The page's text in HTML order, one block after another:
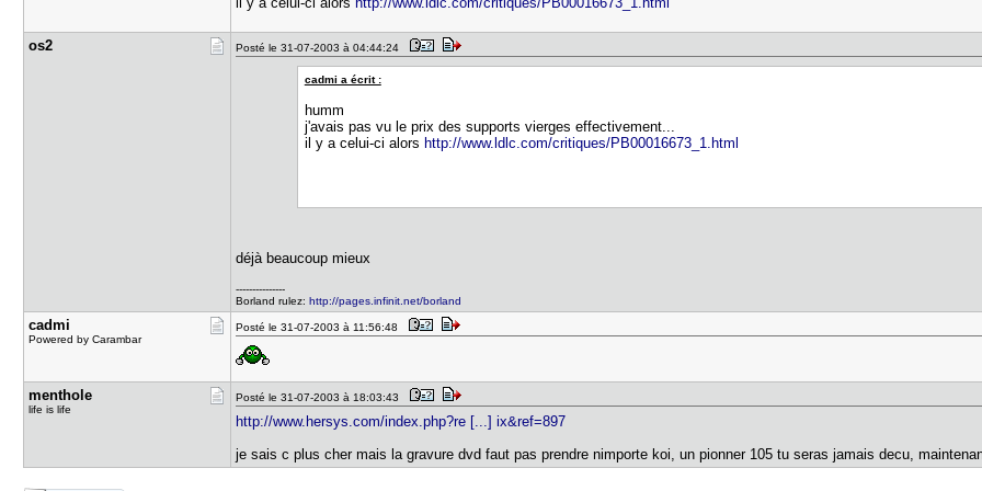
os2 Posté le 31-07-2003 à 04:44:24
cadmi a écrit :
humm
j'avais pas vu le prix des supports vierges effectivement...
il y a celui-ci alors http://www.ldlc.com/critiques/PB00016673_1.html
déjà beaucoup mieux
---------------
Borland rulez:http://pages.infinit.net/borland
cadmi
Powered by Carambar
Posté le 31-07-2003 à 11:56:48
menthole
life is life
Posté le 31-07-2003 à 18:03:43
http://www.hersys.com/index.php?re [...] ix&ref=897
je sais c plus cher mais la gravure dvd faut pas prendre nimporte koi, un pionner 105 tu seras jamais decu,